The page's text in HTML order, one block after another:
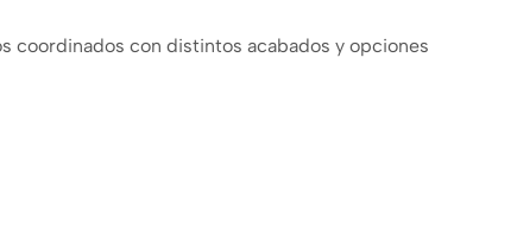
coordinados con distintos acabados y opciones